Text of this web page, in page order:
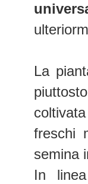
La
freschi
semina
In